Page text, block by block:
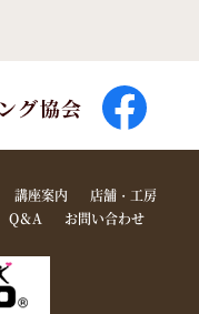
講座案内
店舗・工房
Q＆A お問い合わせ